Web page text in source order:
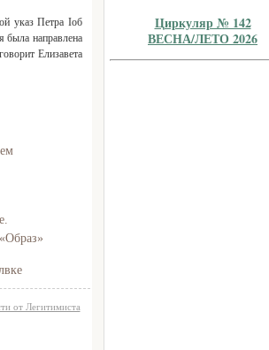
указ Петра Iоб
была направлена
Елизавета
от Легитимиста
Циркуляр № 142
ВЕСНА/ЛЕТО 2026